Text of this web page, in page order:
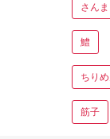
さんま
鱧
ちり
筋子